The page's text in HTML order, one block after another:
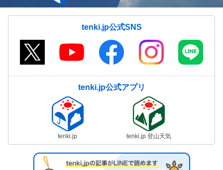
tenki.jp公式SNS
tenki.jp公式アプリ
tenki.jp tenki.jp 登山天気